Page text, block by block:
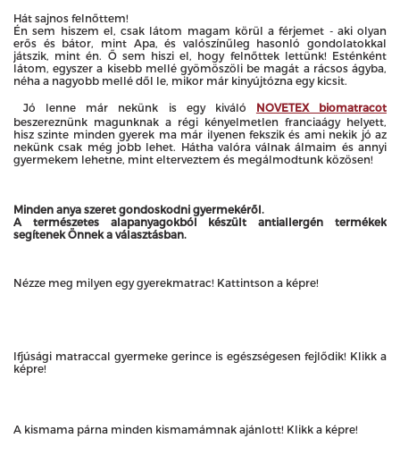
Hát sajnos felnőttem!
Én sem hiszem el, csak látom magam körül a férjemet - aki olyan
erős és bátor, mint Apa, és valószínűleg hasonló gondolatokkal
játszik, mint én. Ő sem hiszi el, hogy felnőttek lettünk! Esténként
látom, egyszer a kisebb mellé gyömöszöli be magát a rácsos ágyba,
néha a nagyobb mellé dől le, mikor már kinyújtózna egy kicsit.
Jó lenne már nekünk is egy kiváló NOVETEX biomatracot
beszereznünk magunknak a régi kényelmetlen franciaágy helyett,
hisz szinte minden gyerek ma már ilyenen fekszik és ami nekik jó az
nekünk csak még jobb lehet. Hátha valóra válnak álmaim és annyi
gyermekem lehetne, mint elterveztem és megálmodtunk közösen!
Minden anya szeret gondoskodni gyermekéről.
A természetes alapanyagokból készült antiallergén termékek
segítenek Önnek a választásban.
Nézze meg milyen egy gyerekmatrac! Kattintson a képre!
Ifjúsági matraccal gyermeke gerince is egészségesen fejlődik! Klikk a
képre!
A kismama párna minden kismamámnak ajánlott! Klikk a képre!